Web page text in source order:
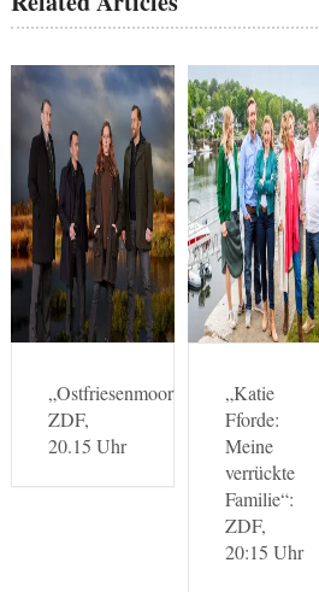
„Ostfriesenmoor“:
ZDF,
20.15 Uhr
„Katie
Fforde:
Meine
verrückte
Familie“:
ZDF,
20:15 Uhr